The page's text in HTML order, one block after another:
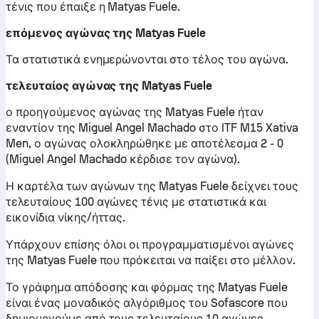
τένις που έπαιξε η Matyas Fuele.
επόμενος αγώνας της Matyas Fuele
Τα στατιστικά ενημερώνονται στο τέλος του αγώνα.
τελευταίος αγώνας της Matyas Fuele
ο προηγούμενος αγώνας της Matyas Fuele ήταν
εναντίον της Miguel Angel Machado στο ITF M15 Xativa
Men, ο αγώνας ολοκληρώθηκε με αποτέλεσμα 2 - 0
(Miguel Angel Machado κέρδισε τον αγώνα).
Η καρτέλα των αγώνων της Matyas Fuele δείχνει τους
τελευταίους 100 αγώνες τένις με στατιστικά και
εικονίδια νίκης/ήττας.
Υπάρχουν επίσης όλοι οι προγραμματισμένοι αγώνες
της Matyas Fuele που πρόκειται να παίξει στο μέλλον.
Το γράφημα απόδοσης και φόρμας της Matyas Fuele
είναι ένας μοναδικός αλγόριθμος του Sofascore που